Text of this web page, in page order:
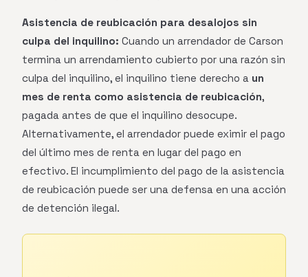
Asistencia de reubicación para desalojos sin
culpa del inquilino: Cuando un arrendador de Carson
termina un arrendamiento cubierto por una razón sin
culpa del inquilino, el inquilino tiene derecho a un
mes de renta como asistencia de reubicación,
pagada antes de que el inquilino desocupe.
Alternativamente, el arrendador puede eximir el pago
del último mes de renta en lugar del pago en
efectivo. El incumplimiento del pago de la asistencia
de reubicación puede ser una defensa en una acción
de detención ilegal.